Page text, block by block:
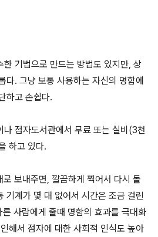
한 기법으로 만드는 방법도 있지만, 상
다. 그냥 보통 사용하는 자신의 명함에
하고 손쉽다.
나 점자도서관에서 무료 또는 실비(3천
하고 있다.
보내주면, 깔끔하게 찍어서 다시 돌
기계가 몇 대 없어서 시간은 조금 걸린
사람에게 줄때 명함의 효과를 극대화
해서 점자에 대한 사회적 인식도 높아